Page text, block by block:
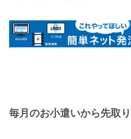
毎月のお小遣いから先取